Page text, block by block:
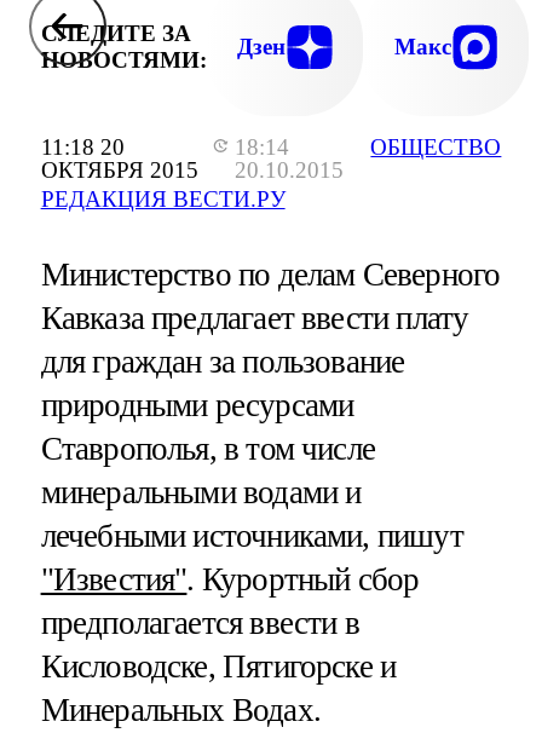
11:18 20
ОКТЯБРЯ 2015
18:14
20.10.2015
РЕДАКЦИЯ ВЕСТИ.РУ
ОБЩЕСТВО
СЛЕДИТЕ ЗА
НОВОСТЯМИ:
Дзен Макс
Министерство по делам Северного
Кавказа предлагает ввести плату
для граждан за пользование
природными ресурсами
Ставрополья, в том числе
минеральными водами и
лечебными источниками, пишут
"Известия". Курортный сбор
предполагается ввести в
Кисловодске, Пятигорске и
Минеральных Водах.